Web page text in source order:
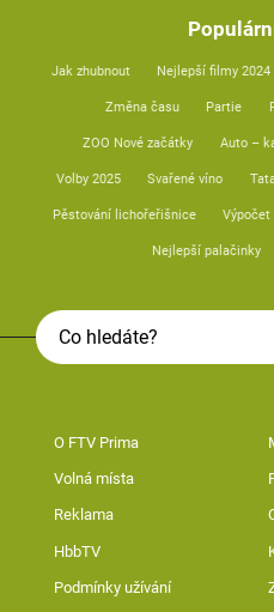
Jak zhubnout Nejlepší filmy 2024
Změna času Partie
ZOO Nové začátky Auto –
Volby 2025 Svařené víno
Pěstování lichořeřišnice Výpočet
Nejlepší palačinky
O FTV Prima
Volná místa
Reklama
HbbTV
Podmínky užívání